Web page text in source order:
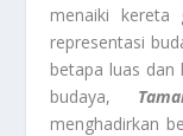
menaiki kereta
representasi
betapa luas dan
budaya,
menghadirkan